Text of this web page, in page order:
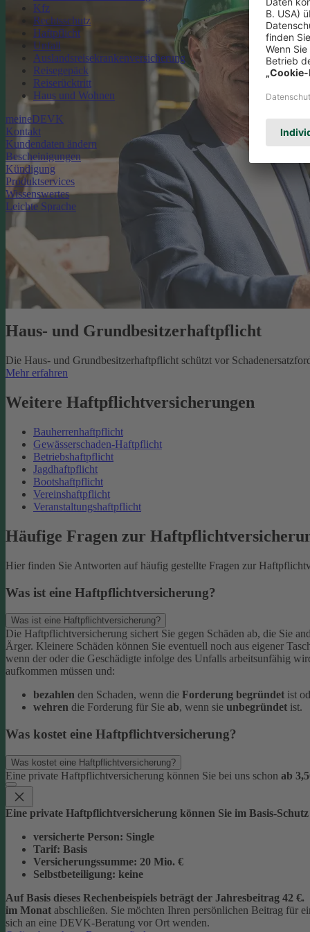
Kfz
Rechtsschutz
Haftpflicht
Unfall
Auslandsreisekrankenversicherung
Reisegepäck
Reiserücktritt
Haus und Wohnen
meineDEVK
Kontakt
Kundendaten ändern
Bescheinigungen
Kündigung
Produktservices
Wissenswertes
Leichte Sprache
Haus- und Grundbesitzerhaftpflicht
Die Haus- und Grundbesitzerhaftpflicht schützt vor
Mehr erfahren
Weitere Haftpflichtversicherungen
Bauherrenhaftpflicht
Gewässerschaden-Haftpflicht
Betriebshaftpflicht
Jagdhaftpflicht
Bootshaftpflicht
Vereinshaftpflicht
Veranstaltungshaftpflicht
Häufige Fragen zur
Hier finden Sie Antworten auf häufig gestellte Fragen zur
Was ist eine Haftpflichtversicherung?
Was ist eine Haftpflichtversicherung?
Die Haftpflichtversicherung sichert Sie gegen Schäden ab, die Sie
Ärger. Kleinere Schäden können Sie eventuell noch aus eigener
wenn der oder die Geschädigte infolge des Unfalls arbeitsunfähig
aufkommen müssen und:
bezahlen den Schaden, wenn die Forderung begründet ist
wehren die Forderung für Sie ab, wenn sie unbegründet ist.
Was kostet eine Haftpflichtversicherung?
Was kostet eine Haftpflichtversicherung?
Eine private Haftpflichtversicherung können Sie bei uns schon ab
Eine private Haftpflichtversicherung können Sie im Basis-Schutz
versicherte Person: Single
Tarif: Basis
Versicherungssumme: 20 Mio. €
Selbstbeteiligung: keine
Auf Basis dieses Rechenbeispiels beträgt der Jahresbeitrag 42 €.
im Monat abschließen. Sie möchten Ihren persönlichen Beitrag für
sich an eine DEVK-Beratung vor Ort wenden.